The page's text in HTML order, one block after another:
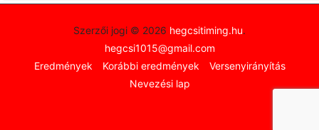
Szerzői jogi © 2026 hegcsitiming.hu.
hegcsi1015@gmail.com
Eredmények
Korábbi eredmények
Versenyirányítás
Nevezési lap